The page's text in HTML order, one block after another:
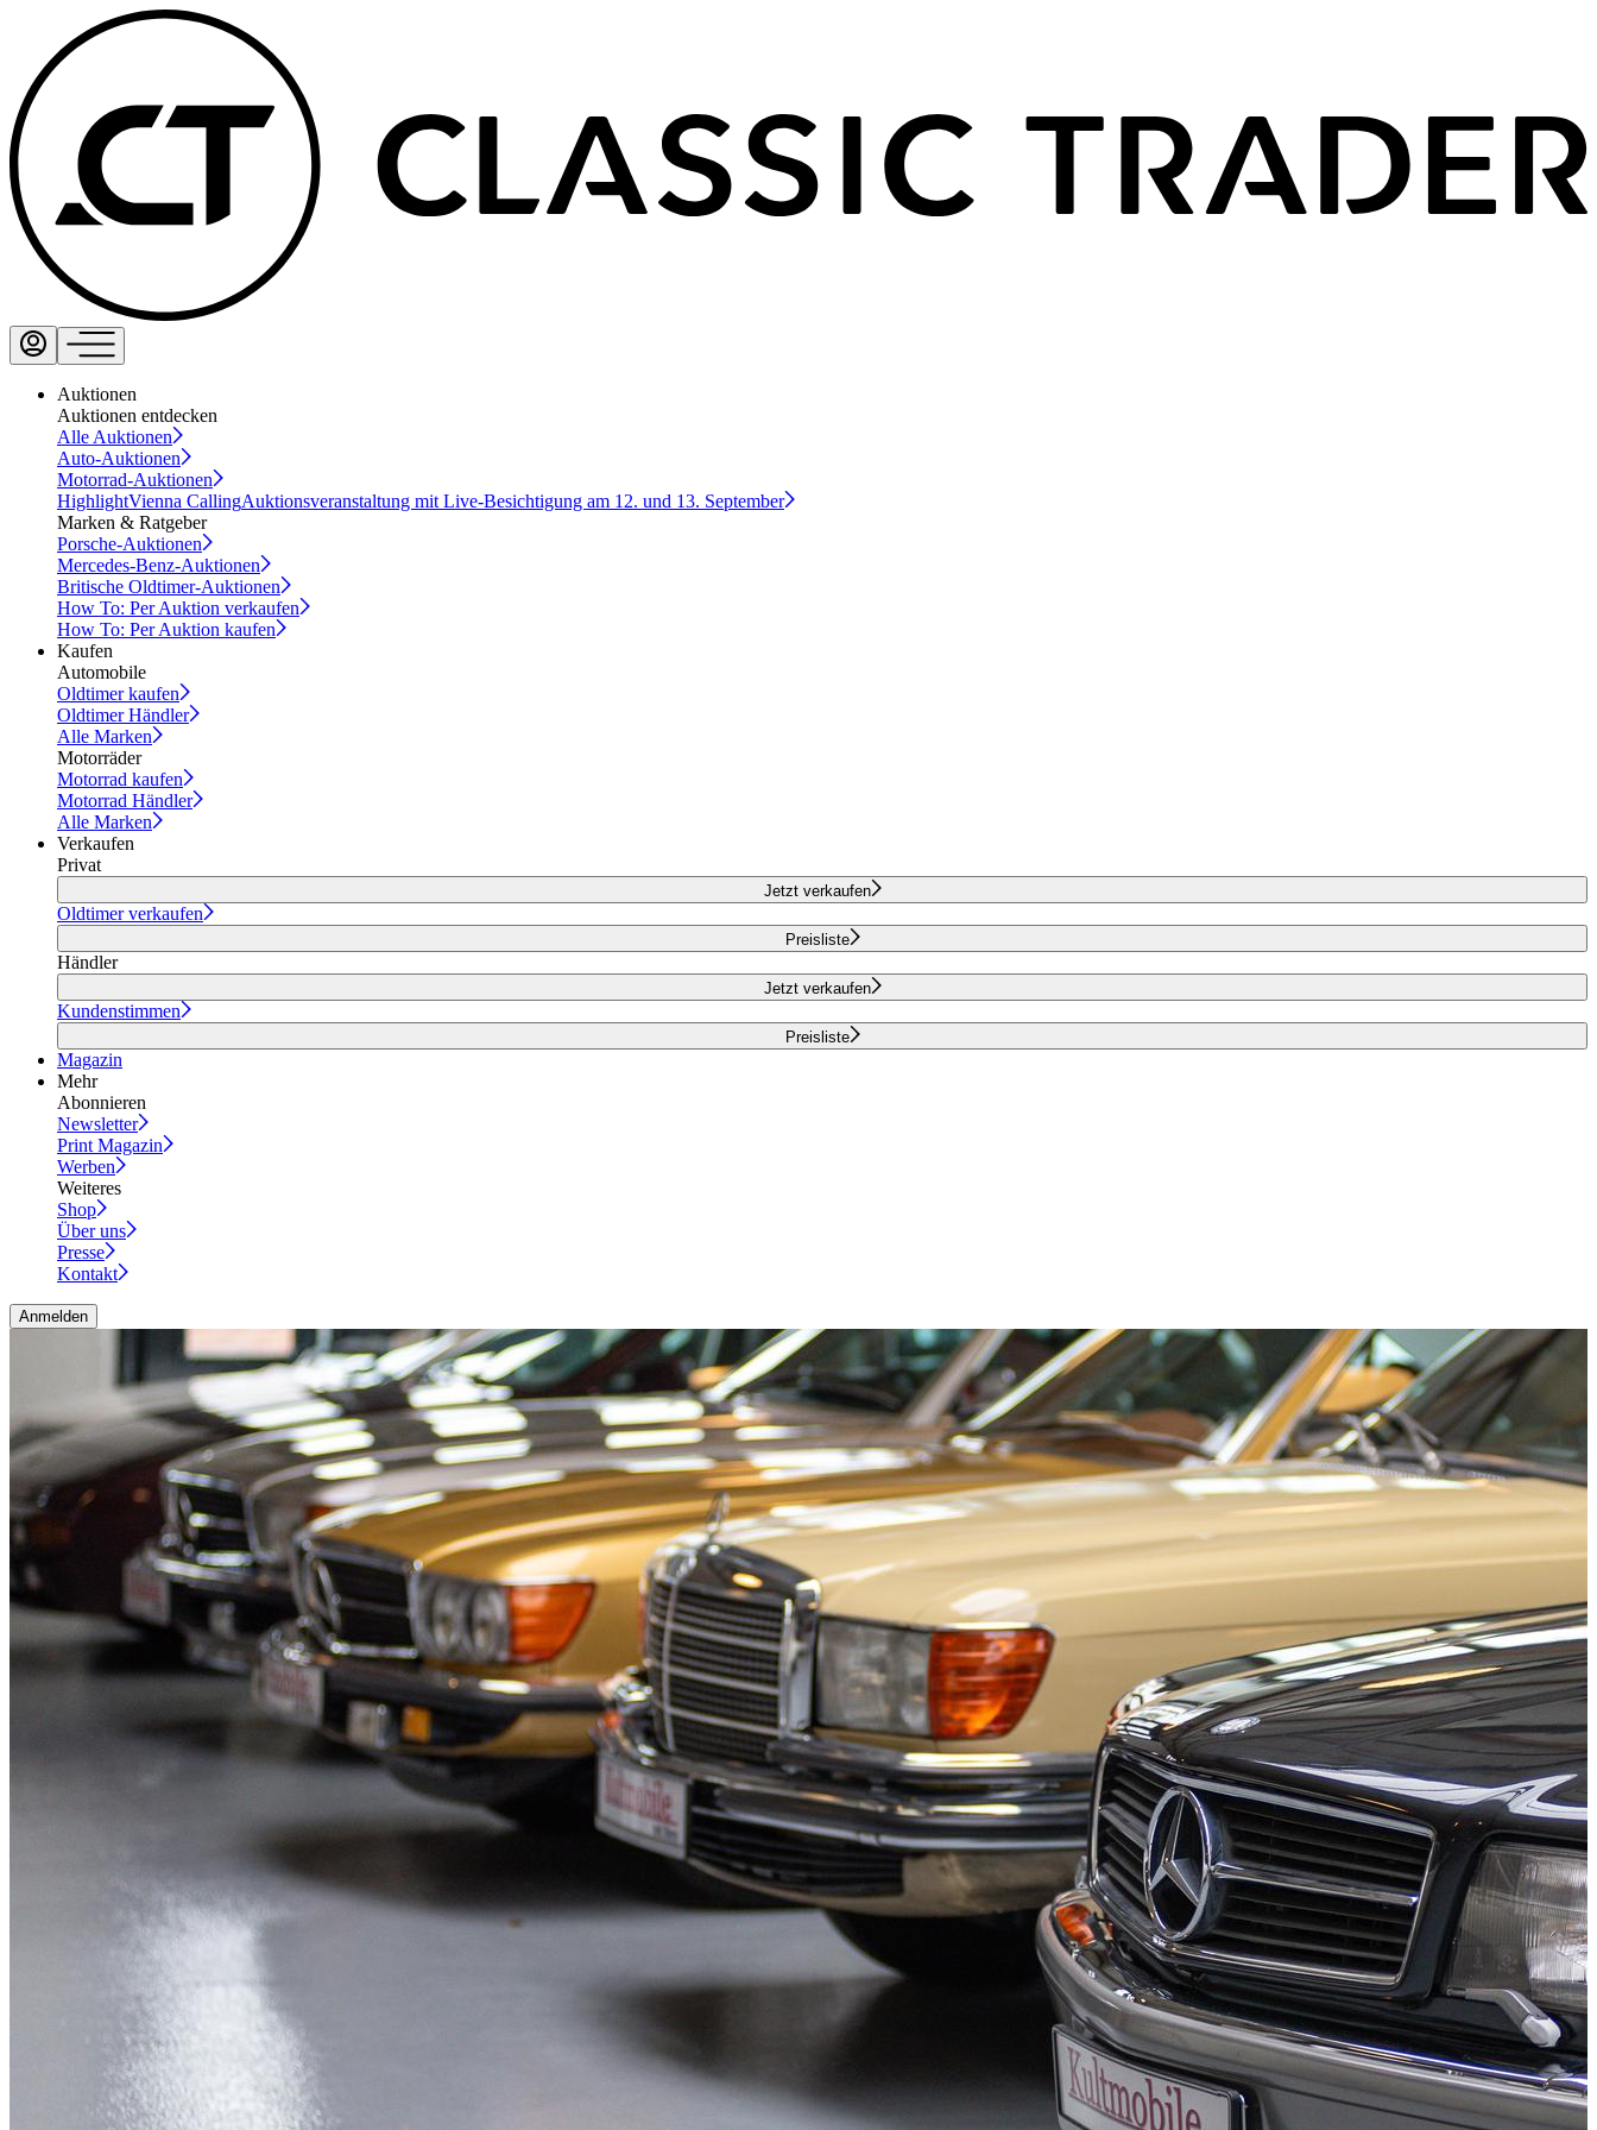
Auktionen
Auktionen entdecken
Alle Auktionen
Auto-Auktionen
Motorrad-Auktionen
HighlightVienna CallingAuktionsveranstaltung mit Live-Besichtigung am 12. und 13. September
Marken & Ratgeber
Porsche-Auktionen
Mercedes-Benz-Auktionen
Britische Oldtimer-Auktionen
How To: Per Auktion verkaufen
How To: Per Auktion kaufen
Kaufen
Automobile
Oldtimer kaufen
Oldtimer Händler
Alle Marken
Motorräder
Motorrad kaufen
Motorrad Händler
Alle Marken
Verkaufen
Privat
Jetzt verkaufen
Oldtimer verkaufen
Preisliste
Händler
Jetzt verkaufen
Kundenstimmen
Preisliste
Magazin
Mehr
Abonnieren
Newsletter
Print Magazin
Werben
Weiteres
Shop
Über uns
Presse
Kontakt
Anmelden